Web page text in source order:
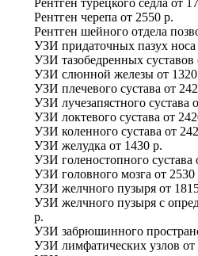
Рентген черепа от 2550 р.
Рентген шейного отдела
УЗИ придаточных пазух носа
УЗИ тазобедренных суставов
УЗИ слюнной железы от
УЗИ плечевого сустава от
УЗИ лучезапястного сустава
УЗИ локтевого сустава от
УЗИ коленного сустава от
УЗИ желудка от 1430 р.
УЗИ голеностопного сустава
УЗИ головного мозга от 2530
УЗИ желчного пузыря от
УЗИ желчного пузыря с
р.
УЗИ забрюшинного
УЗИ лимфатических узлов от